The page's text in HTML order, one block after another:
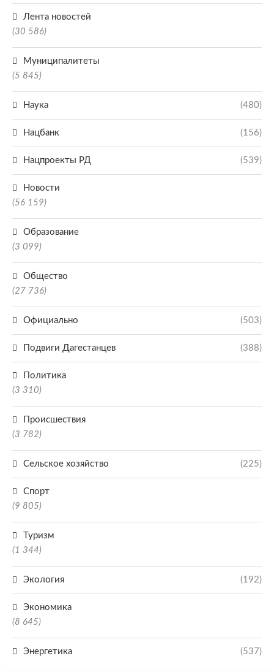
Лента новостей
(30 586)
Муниципалитеты
(5 845)
Наука (480)
Нацбанк (156)
Нацпроекты РД (539)
Новости
(56 159)
Образование
(3 099)
Общество
(27 736)
Официально (503)
Подвиги Дагестанцев (388)
Политика
(3 310)
Происшествия
(3 782)
Сельское хозяйство (225)
Спорт
(9 805)
Туризм
(1 344)
Экология (192)
Экономика
(8 645)
Энергетика (537)